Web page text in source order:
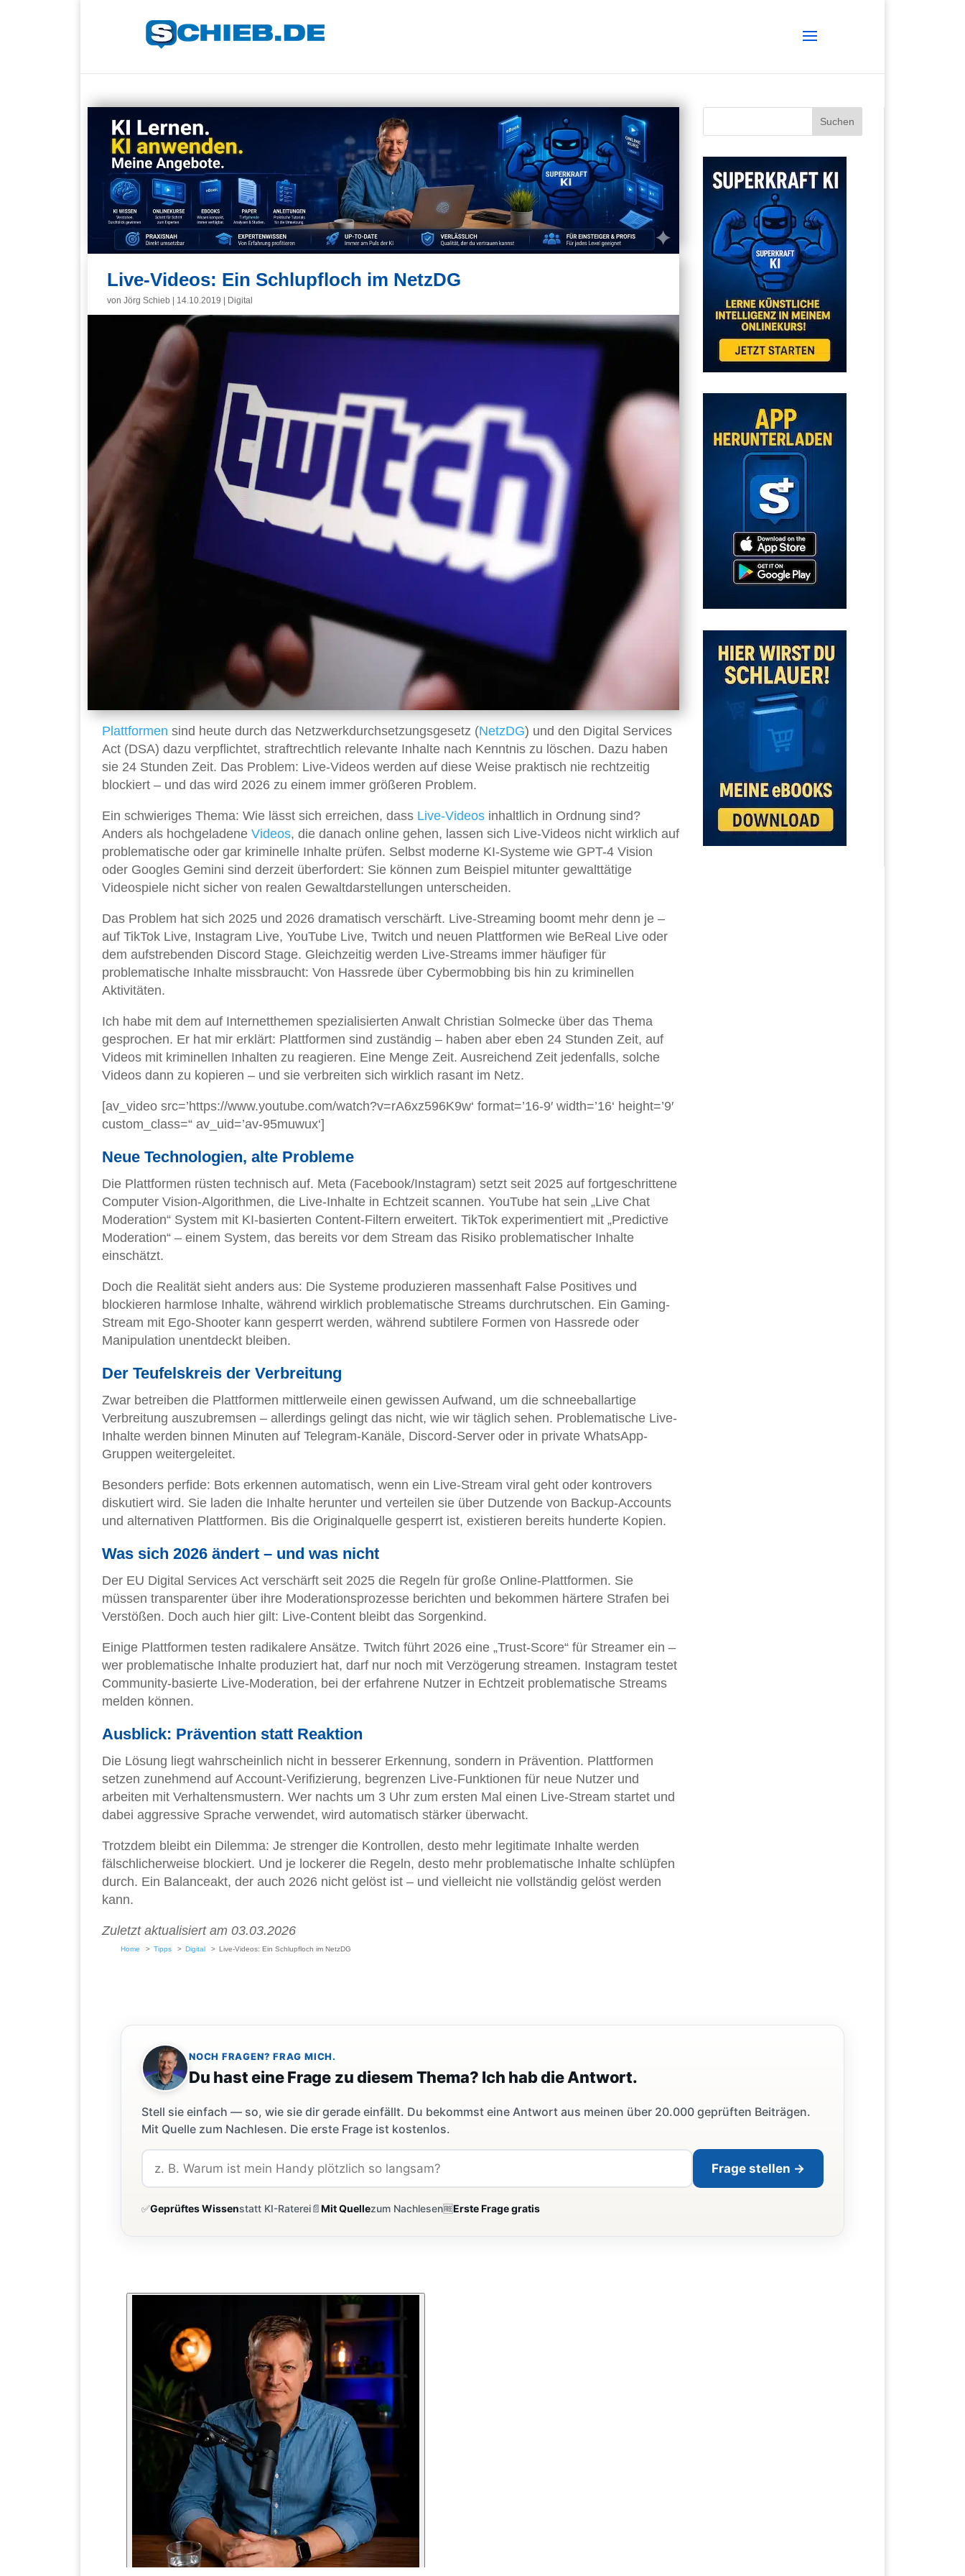
Live-Videos: Ein Schlupfloch im NetzDG
von Jörg Schieb 14.10.2019 Digital
Plattformen sind heute durch das Netzwerkdurchsetzungsgesetz (NetzDG) und den Digital Services
Act (DSA) dazu verpflichtet, straftrechtlich relevante Inhalte nach Kenntnis zu löschen. Dazu haben
sie 24 Stunden Zeit. Das Problem: Live-Videos werden auf diese Weise praktisch nie rechtzeitig
blockiert – und das wird 2026 zu einem immer größeren Problem.
Ein schwieriges Thema: Wie lässt sich erreichen, dass Live-Videos inhaltlich in Ordnung sind?
Anders als hochgeladene Videos, die danach online gehen, lassen sich Live-Videos nicht wirklich auf
problematische oder gar kriminelle Inhalte prüfen. Selbst moderne KI-Systeme wie GPT-4 Vision
oder Googles Gemini sind derzeit überfordert: Sie können zum Beispiel mitunter gewalttätige
Videospiele nicht sicher von realen Gewaltdarstellungen unterscheiden.
Das Problem hat sich 2025 und 2026 dramatisch verschärft. Live-Streaming boomt mehr denn je –
auf TikTok Live, Instagram Live, YouTube Live, Twitch und neuen Plattformen wie BeReal Live oder
dem aufstrebenden Discord Stage. Gleichzeitig werden Live-Streams immer häufiger für
problematische Inhalte missbraucht: Von Hassrede über Cybermobbing bis hin zu kriminellen
Aktivitäten.
Ich habe mit dem auf Internetthemen spezialisierten Anwalt Christian Solmecke über das Thema
gesprochen. Er hat mir erklärt: Plattformen sind zuständig – haben aber eben 24 Stunden Zeit, auf
Videos mit kriminellen Inhalten zu reagieren. Eine Menge Zeit. Ausreichend Zeit jedenfalls, solche
Videos dann zu kopieren – und sie verbreiten sich wirklich rasant im Netz.
[av_video src=’https://www.youtube.com/watch?v=rA6xz596K9w‘ format=’16-9′ width=’16‘ height=’9′
custom_class=“ av_uid=’av-95muwux‘]
Neue Technologien, alte Probleme
Die Plattformen rüsten technisch auf. Meta (Facebook/Instagram) setzt seit 2025 auf fortgeschrittene
Computer Vision-Algorithmen, die Live-Inhalte in Echtzeit scannen. YouTube hat sein „Live Chat
Moderation“ System mit KI-basierten Content-Filtern erweitert. TikTok experimentiert mit „Predictive
Moderation“ – einem System, das bereits vor dem Stream das Risiko problematischer Inhalte
einschätzt.
Doch die Realität sieht anders aus: Die Systeme produzieren massenhaft False Positives und
blockieren harmlose Inhalte, während wirklich problematische Streams durchrutschen. Ein Gaming-
Stream mit Ego-Shooter kann gesperrt werden, während subtilere Formen von Hassrede oder
Manipulation unentdeckt bleiben.
Der Teufelskreis der Verbreitung
Zwar betreiben die Plattformen mittlerweile einen gewissen Aufwand, um die schneeballartige
Verbreitung auszubremsen – allerdings gelingt das nicht, wie wir täglich sehen. Problematische Live-
Inhalte werden binnen Minuten auf Telegram-Kanäle, Discord-Server oder in private WhatsApp-
Gruppen weitergeleitet.
Besonders perfide: Bots erkennen automatisch, wenn ein Live-Stream viral geht oder kontrovers
diskutiert wird. Sie laden die Inhalte herunter und verteilen sie über Dutzende von Backup-Accounts
und alternativen Plattformen. Bis die Originalquelle gesperrt ist, existieren bereits hunderte Kopien.
Was sich 2026 ändert – und was nicht
Der EU Digital Services Act verschärft seit 2025 die Regeln für große Online-Plattformen. Sie
müssen transparenter über ihre Moderationsprozesse berichten und bekommen härtere Strafen bei
Verstößen. Doch auch hier gilt: Live-Content bleibt das Sorgenkind.
Einige Plattformen testen radikalere Ansätze. Twitch führt 2026 eine „Trust-Score“ für Streamer ein –
wer problematische Inhalte produziert hat, darf nur noch mit Verzögerung streamen. Instagram testet
Community-basierte Live-Moderation, bei der erfahrene Nutzer in Echtzeit problematische Streams
melden können.
Ausblick: Prävention statt Reaktion
Die Lösung liegt wahrscheinlich nicht in besserer Erkennung, sondern in Prävention. Plattformen
setzen zunehmend auf Account-Verifizierung, begrenzen Live-Funktionen für neue Nutzer und
arbeiten mit Verhaltensmustern. Wer nachts um 3 Uhr zum ersten Mal einen Live-Stream startet und
dabei aggressive Sprache verwendet, wird automatisch stärker überwacht.
Trotzdem bleibt ein Dilemma: Je strenger die Kontrollen, desto mehr legitimate Inhalte werden
fälschlicherweise blockiert. Und je lockerer die Regeln, desto mehr problematische Inhalte schlüpfen
durch. Ein Balanceakt, der auch 2026 nicht gelöst ist – und vielleicht nie vollständig gelöst werden
kann.
Zuletzt aktualisiert am 03.03.2026
Home Tipps Digital Live-Videos: Ein Schlupfloch im NetzDG
NOCH FRAGEN? FRAG MICH.
Du hast eine Frage zu diesem Thema? Ich hab die Antwort.
Stell sie einfach — so, wie sie dir gerade einfällt. Du bekommst eine Antwort aus meinen über 20.000 geprüften Beiträgen.
Mit Quelle zum Nachlesen. Die erste Frage ist kostenlos.
Frage stellen →
✅Geprüftes Wissenstatt KI-Raterei📄Mit Quellezum Nachlesen🆓Erste Frage gratis